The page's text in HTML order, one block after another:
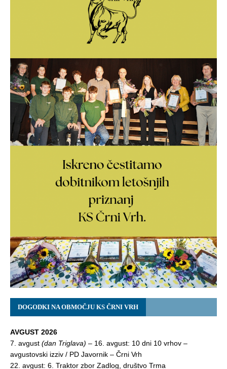
DOGODKI NA OBMOČJU KS ČRNI VRH
AVGUST 2026
7. avgust (dan Triglava) – 16. avgust: 10 dni 10 vrhov –
avgustovski izziv / PD Javornik – Črni Vrh
22. avgust: 6. Traktor zbor Zadlog, društvo Trma